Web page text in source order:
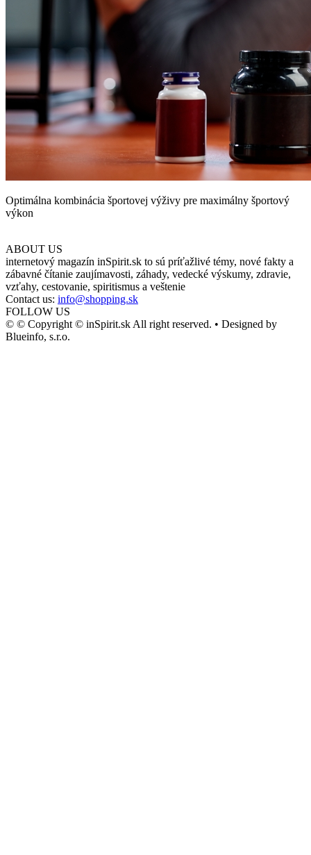
Optimálna kombinácia športovej výživy pre maximálny športový
výkon
ABOUT US
internetový magazín inSpirit.sk to sú príťažlivé témy, nové fakty a
zábavné čítanie zaujímavosti, záhady, vedecké výskumy, zdravie,
vzťahy, cestovanie, spiritismus a veštenie
Contact us: info@shopping.sk
FOLLOW US
© © Copyright © inSpirit.sk All right reserved. • Designed by
Blueinfo, s.r.o.